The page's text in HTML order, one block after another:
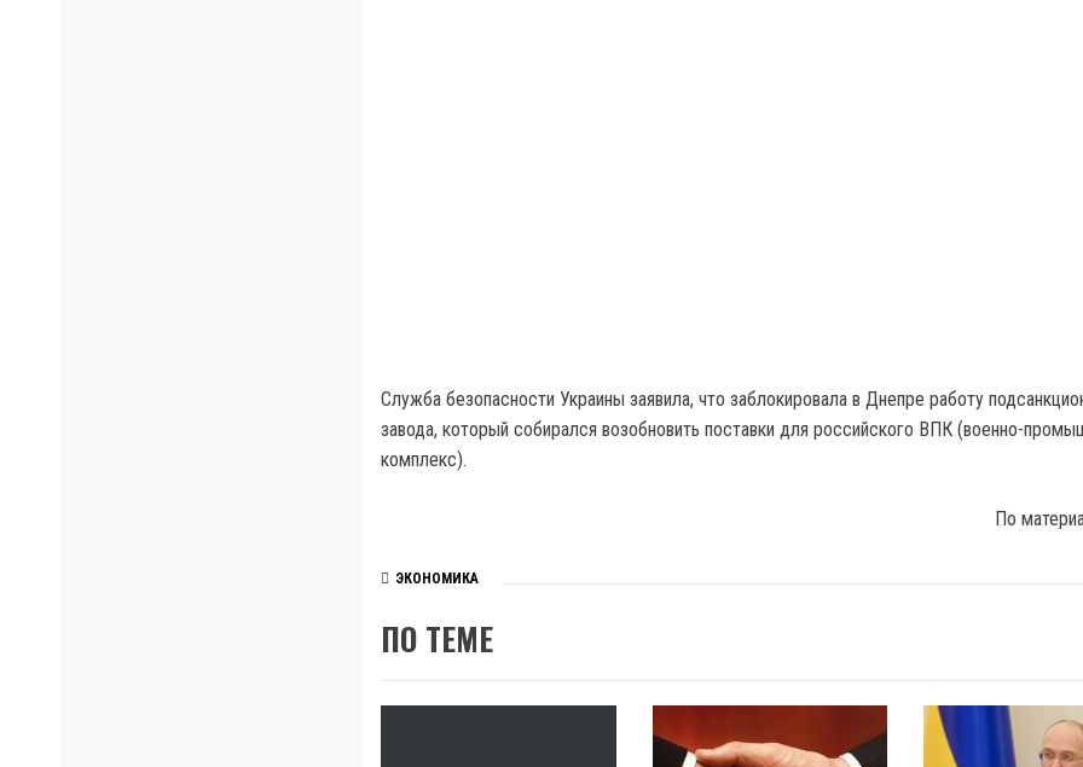
Служба безопасности Украины заявила, что заблокировала в Днепре работу
завода, который собирался возобновить поставки для российского ВПК (военно-
комплекс).
По
ЭКОНОМИКА
ПО ТЕМЕ